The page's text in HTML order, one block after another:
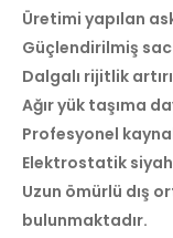
Üretimi yapılan
Güçlendirilmiş sac
Dalgalı rijitlik
Ağır yük taşıma
Profesyonel
Elektrostatik
Uzun ömürlü dış
bulunmaktadır.